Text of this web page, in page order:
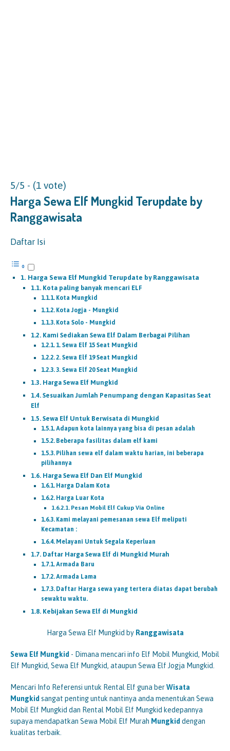
5/5 - (1 vote)
Harga Sewa Elf Mungkid Terupdate by
Ranggawisata
Daftar Isi
Harga Sewa Elf Mungkid Terupdate by Ranggawisata
Kota paling banyak mencari ELF
Kota Mungkid
Kota Jogja - Mungkid
Kota Solo - Mungkid
Kami Sediakan Sewa Elf Dalam Berbagai Pilihan
1. Sewa Elf 15 Seat Mungkid
2. Sewa Elf 19 Seat Mungkid
3. Sewa Elf 20 Seat Mungkid
Harga Sewa Elf Mungkid
Sesuaikan Jumlah Penumpang dengan Kapasitas Seat
Elf
Sewa Elf Untuk Berwisata di Mungkid
Adapun kota lainnya yang bisa di pesan adalah
Beberapa fasilitas dalam elf kami
Pilihan sewa elf dalam waktu harian, ini beberapa
pilihannya
Harga Sewa Elf Dan Elf Mungkid
Harga Dalam Kota
Harga Luar Kota
Pesan Mobil Elf Cukup Via Online
Kami melayani pemesanan sewa Elf meliputi
Kecamatan :
Melayani Untuk Segala Keperluan
Daftar Harga Sewa Elf di Mungkid Murah
Armada Baru
Armada Lama
Daftar Harga sewa yang tertera diatas dapat berubah
sewaktu waktu.
Kebijakan Sewa Elf di Mungkid
Harga Sewa Elf Mungkid by Ranggawisata
Sewa Elf Mungkid - Dimana mencari info Elf Mobil Mungkid, Mobil
Elf Mungkid, Sewa Elf Mungkid, ataupun Sewa Elf Jogja Mungkid.
Mencari Info Referensi untuk Rental Elf guna berWisata
Mungkid sangat penting untuk nantinya anda menentukan Sewa
Mobil Elf Mungkid dan Rental Mobil Elf Mungkid kedepannya
supaya mendapatkan Sewa Mobil Elf Murah Mungkid dengan
kualitas terbaik.